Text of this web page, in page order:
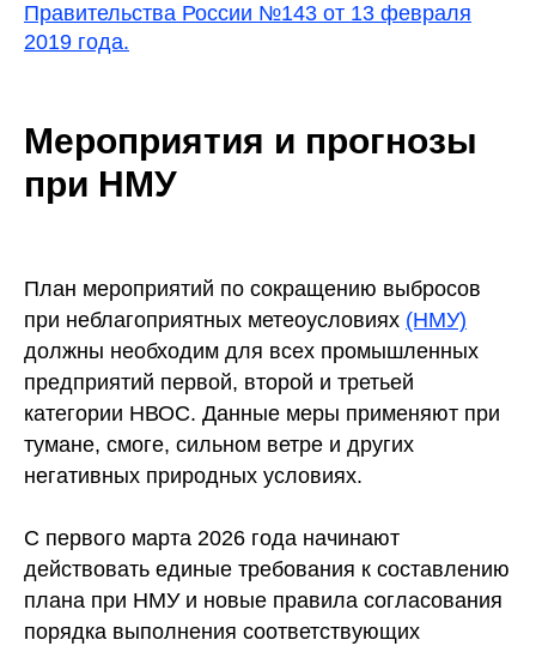
Правительства России №143 от 13 февраля
2019 года.
Мероприятия и прогнозы
при НМУ
План мероприятий по сокращению выбросов
при неблагоприятных метеоусловиях (НМУ)
должны необходим для всех промышленных
предприятий первой, второй и третьей
категории НВОС. Данные меры применяют при
тумане, смоге, сильном ветре и других
негативных природных условиях.
С первого марта 2026 года начинают
действовать единые требования к составлению
плана при НМУ и новые правила согласования
порядка выполнения соответствующих